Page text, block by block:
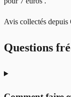
Avis collectés depuis
Questions